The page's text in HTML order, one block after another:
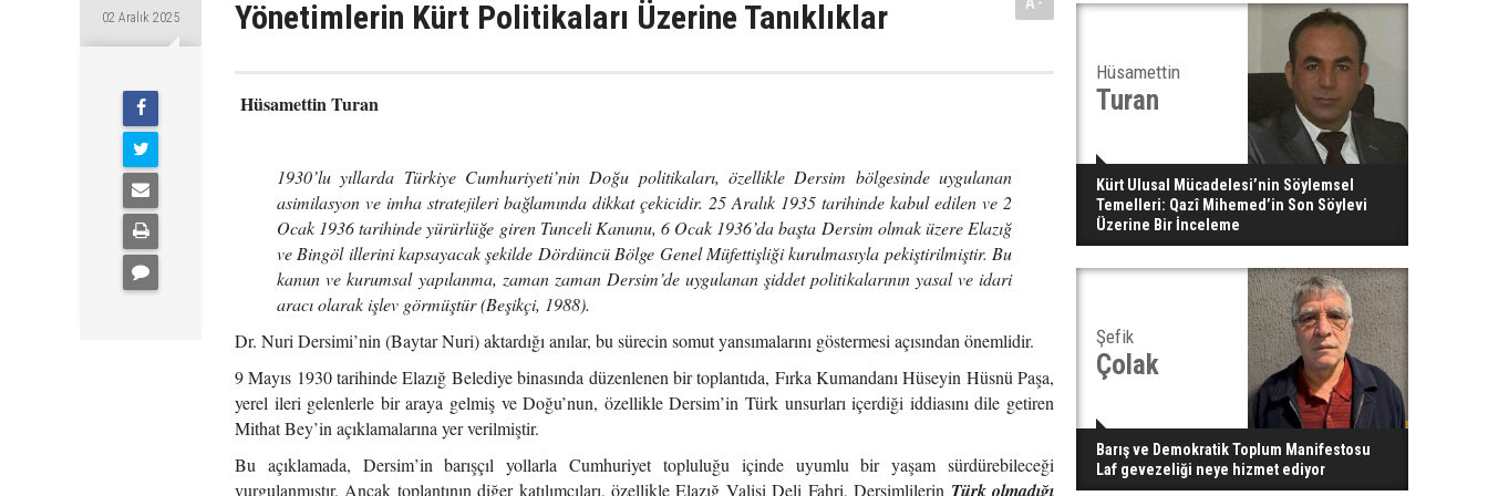
02 Aralık 2025 Yönetimlerin Kürt Politikaları Üzerine Tanıklıklar
Hüsamettin Turan
1930’lu yıllarda Türkiye Cumhuriyeti’nin Doğu politikaları, özellikle Dersim bölgesinde uygulanan
asimilasyon ve imha stratejileri bağlamında dikkat çekicidir. 25 Aralık 1935 tarihinde kabul edilen ve 2
Ocak 1936 tarihinde yürürlüğe giren Tunceli Kanunu, 6 Ocak 1936’da başta Dersim olmak üzere Elazığ
ve Bingöl illerini kapsayacak şekilde Dördüncü Bölge Genel Müfettişliği kurulmasıyla pekiştirilmiştir. Bu
kanun ve kurumsal yapılanma, zaman zaman Dersim’de uygulanan şiddet politikalarının yasal ve idari
aracı olarak işlev görmüştür (Beşikçi, 1988).
Dr. Nuri Dersimi’nin (Baytar Nuri) aktardığı anılar, bu sürecin somut yansımalarını göstermesi açısından önemlidir.
9 Mayıs 1930 tarihinde Elazığ Belediye binasında düzenlenen bir toplantıda, Fırka Kumandanı Hüseyin Hüsnü Paşa,
yerel ileri gelenlerle bir araya gelmiş ve Doğu’nun, özellikle Dersim’in Türk unsurları içerdiği iddiasını dile getiren
Mithat Bey’in açıklamalarına yer verilmiştir.
Bu açıklamada, Dersim’in barışçıl yollarla Cumhuriyet topluluğu içinde uyumlu bir yaşam sürdürebileceği
vurgulanmıştır. Ancak toplantının diğer katılımcıları, özellikle Elazığ Valisi Deli Fahri, Dersimlilerin Türk olmadığı
Hüsamettin
Turan
Kürt Ulusal Mücadelesi’nin Söylemsel
Temelleri: Qazî Mihemed’in Son Söylevi
Üzerine Bir İnceleme
Şefik
Çolak
Barış ve Demokratik Toplum Manifestosu
Laf gevezeliği neye hizmet ediyor